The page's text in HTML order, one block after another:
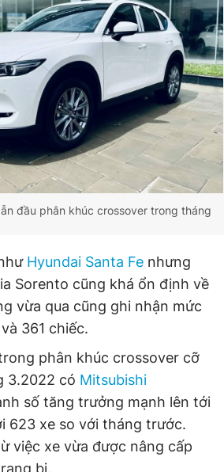
đầu phân khúc crossover trong tháng
Hyundai Santa Fe nhưng
Sorento cũng khá ổn định về
vừa qua cũng ghi nhận mức
361 chiếc.
phân khúc crossover cỡ
3.2022 có Mitsubishi
số tăng trưởng mạnh lên tới
623 xe so với tháng trước.
việc xe vừa được nâng cấp
bị.